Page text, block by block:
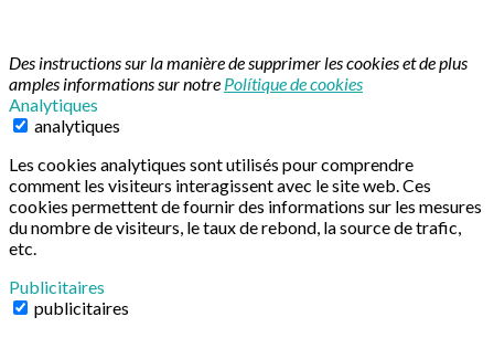
Des instructions sur la manière de supprimer les cookies et de plus
amples informations sur notre Polítique de cookies
Analytiques
analytiques
Les cookies analytiques sont utilisés pour comprendre
comment les visiteurs interagissent avec le site web. Ces
cookies permettent de fournir des informations sur les mesures
du nombre de visiteurs, le taux de rebond, la source de trafic,
etc.
Publicitaires
publicitaires